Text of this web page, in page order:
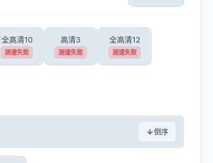
全高清10
测速失败
高清3
测速失败
全高清12
测速失败
倒序